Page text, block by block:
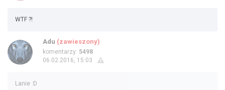
WTF ?!
Adu (zawieszony)
komentarzy: 5498
06.02.2016, 15:03
Lanie :D